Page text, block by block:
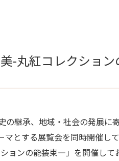
-丸紅コレクション
継承、地域・社会の発展に
とする展覧会を同時開催して
ョンの能装束―」を開催して